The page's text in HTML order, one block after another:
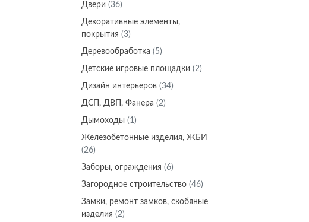
Двери (36)
Декоративные элементы,
покрытия (3)
Деревообработка (5)
Детские игровые площадки (2)
Дизайн интерьеров (34)
ДСП, ДВП, Фанера (2)
Дымоходы (1)
Железобетонные изделия, ЖБИ
(26)
Заборы, ограждения (6)
Загородное строительство (46)
Замки, ремонт замков, скобяные
изделия (2)